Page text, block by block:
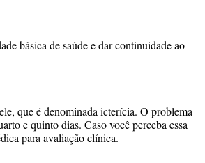
básica de saúde e dar continuidade ao
que é denominada icterícia. O problema
e quinto dias. Caso você perceba essa
para avaliação clínica.